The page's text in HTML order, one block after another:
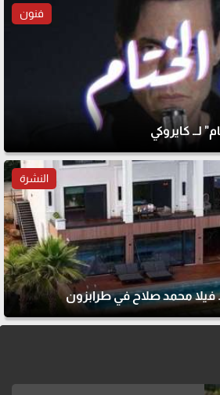
فنون
لــ كايروكي
النشرة